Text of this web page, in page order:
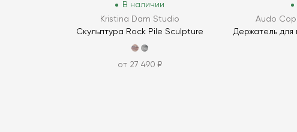
В наличии
Kristina Dam Studio
Скульптура Rock Pile Sculpture
от 27 490 ₽
Audo
Держатель для